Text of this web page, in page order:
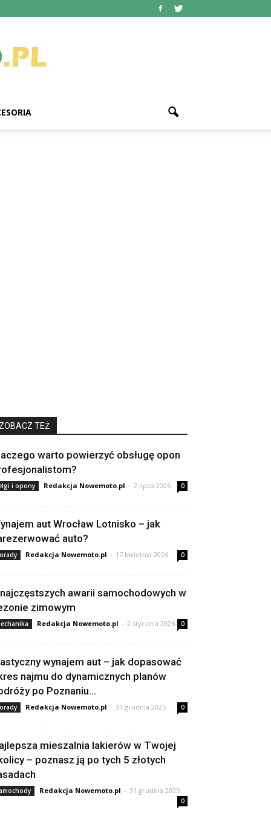
ZOBACZ TEŻ
warto powierzyć obsługę opon
i opony Redakcja Nowemoto.pl - 2 lipca 2026 0
aut Wrocław Lotnisko – jak
auto?
Redakcja Nowemoto.pl - 17 kwietnia 2026 0
awarii samochodowych w
zimowym
Redakcja Nowemoto.pl - 2 stycznia 2026 0
wynajem aut – jak dopasować
najmu do dynamicznych planów
po Poznaniu...
Redakcja Nowemoto.pl - 31 grudnia 2025 0
mieszalnia lakierów w Twojej
– poznasz ją po tych 5 złotych
Redakcja Nowemoto.pl - 31 grudnia 2025
0